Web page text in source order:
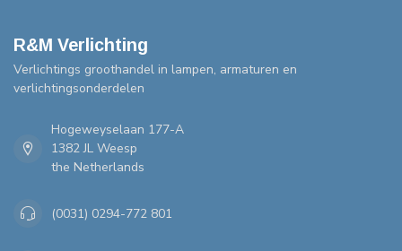
R&M Verlichting
Verlichtings groothandel in lampen, armaturen en
verlichtingsonderdelen
Hogeweyselaan 177-A
1382 JL Weesp
the Netherlands
(0031) 0294-772 801